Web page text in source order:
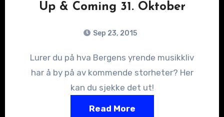
Up & Coming 31. Oktober
Sep 23, 2015
Lurer du på hva Bergens yrende musikkliv
har å by på av kommende storheter? Her
kan du sjekke det ut!
Read More